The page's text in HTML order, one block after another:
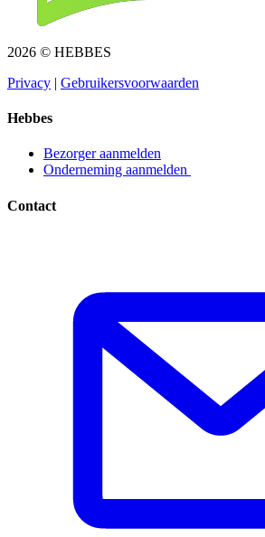
2026 © HEBBES
Privacy​​​​‌ ‍ ​‍​‍‌‍ ‌ ​‍‌‍‍‌‌‍‌ ‌‍‍‌‌‍ ‍​‍​‍​ ‍‍​‍​‍‌ ​ ‌‍​‌‌‍ ‍‌‍‍‌‌ ‌​‌ ‍‌​‍ ‍‌‍‍‌‌‍ ​‍​‍​‍ ​​‍​‍‌‍‍​‌ ​‍‌‍‌‌‌‍‌‍​‍​‍​ ‍‍​‍​‍‌‍‍​‌ ‌​‌ ‌​‌ ​​​ ‍‍​‍ ​‍ ‌‍ ​‌‍ ‌‍​ ‌‍​‌‌‍ ​‌‍‍​‌‍ ‌ ​ ‌ ‌​​ ‍‍​ ​ ​ ​ ​ ​ ​ ​ ​‍ ‌‍‍‌‌‍ ‍‌ ‌​‌‍‌‌‌‍ ‍‌ ‌​​‍ ‌‍‌‌‌‍‌​‌‍‍‌‌ ‌​​‍ ‌‍ ‌‌‍ ‌‍‌​‌‍‌‌​ ‌‌ ​​‌ ​‍‌‍‌‌‌ ​ ‌‍‌‌‌‍ ‍‌ ‌​‌‍​‌‌ ‌​‌‍‍‌‌‍ ‌‍ ‍​ ‍ ‌‍‍‌‌‍‌​​ ‌‌‍‌ ‌‍ ​‌‍ ‌‍​‍‌‍​‌‌‍ ​​ ‍ ‌ ‌​‌ ‍‌‌ ​​‌‍‌‌​ ‌‌‍‌ ‌‍ ​‌‍ ‌‍​‍‌‍​‌‌‍ ​​ ‍ ‌ ​​‌‍​‌‌ ‌​‌‍‍​​ ‌‌‍‌‍‌‍ ‌‍ ‌ ‌​‌‍‌‌‌ ​‍​‍ ‍‌‍ ​‌‍‌‌‌‍‌ ‌‍​‌‌‍ ​​‍‌‌​ ‌‌‌​​‍‌‌ ‌‍‍ ‌‍‌‌‌ ‍‌​‍‌‌​ ​ ‌​‌​​‍‌‌​ ​ ‌​‌​​‍‌‌​ ​‍​ ​‍​ ​‌​ ‍​‌‍‌‌​ ‌‍‌‍‌​‌‍‌‌‌‍‌‌​ ‌‍​ ​ ​ ‍‌​ ‌‌​ ‌​​‍‌‌​ ​‍​ ​‍​‍‌‌​ ‌‌‌​‌​​‍ ‍‌‍ ​‌‍​‌‌‍​‍‌‍‌‌‌‍ ​​ ‌‍​‍‌‍​‌‌ ​ ‌‍‌‌‌‌‌‌‌ ​‍‌‍ ​​ ‌‌‍‍​‌ ‌​‌ ‌​‌ ​​​‍‌‌​ ​ ‌​​‌​‍‌‌​ ​‍‌​‌‍​‍‌‌​ ​‍‌​‌‍‌‍ ​‌‍ ‌‍​ ‌‍​‌‌‍ ​‌‍‍​‌‍ ‌ ​ ‌ ‌​​‍‌‌​ ​ ‌​​‌​ ​ ​ ​ ​ ​ ​ ​ ​‍‌‍‌‍‍‌‌‍‌​​ ‌‌‍‌ ‌‍ ​‌‍ ‌‍​‍‌‍​‌‌‍ ​​‍‌‍‌ ‌​‌ ‍‌‌ ​​‌‍‌‌​ ‌‌‍‌ ‌‍ ​‌‍ ‌‍​‍‌‍​‌‌‍ ​​‍‌‍‌ ​​‌‍​‌‌ ‌​‌‍‍​​ ‌‌‍‌‍‌‍ ‌‍ ‌ ‌​‌‍‌‌‌ ​‍​‍ ‍‌‍ ​‌‍‌‌‌‍‌ ‌‍​‌‌‍ ​​‍‌‌​ ‌‌‌​​‍‌‌ ‌‍‍ ‌‍‌‌‌ ‍‌​‍‌‌​ ​ ‌​‌​​‍‌‌​ ​ ‌​‌​​‍‌‌​ ​‍​ ​‍​ ​‌​ ‍​‌‍‌‌​ ‌‍‌‍‌​‌‍‌‌‌‍‌‌​ ‌‍​ ​ ​ ‍‌​ ‌‌​ ‌​​‍‌‌​ ​‍​ ​‍​‍‌‌​ ‌‌‌​‌​​‍ ‍‌‍ ​‌‍​‌‌‍​‍‌‍‌‌‌‍ ​​‍‌‍‌ ​​‌‍‌‌‌ ​‍‌ ​ ‌ ​​‌‍‌‌‌‍​ ‌ ‌​‌‍‍‌‌ ‌‍‌‍‌‌​ ‌‌ ​​‌ ‌‌‌‍​‍‌‍ ​‌‍‍‌‌ ​ ‌‍‍​‌‍‌‌‌‍‌​​‍​‍‌ ‌ | Gebruikersvoorwaarden​​​​‌ ‍ ​‍​‍‌‍ ‌ ​‍‌‍‍‌‌‍‌ ‌‍‍‌‌‍ ‍​‍​‍​ ‍‍​‍​‍‌ ​ ‌‍​‌‌‍ ‍‌‍‍‌‌ ‌​‌ ‍‌​‍ ‍‌‍‍‌‌‍ ​‍​‍​‍ ​​‍​‍‌‍‍​‌ ​‍‌‍‌‌‌‍‌‍​‍​‍​ ‍‍​‍​‍‌‍‍​‌ ‌​‌ ‌​‌ ​​​ ‍‍​‍ ​‍ ‌‍ ​‌‍ ‌‍​ ‌‍​‌‌‍ ​‌‍‍​‌‍ ‌ ​ ‌ ‌​​ ‍‍​ ​ ​ ​ ​ ​ ​ ​ ​‍ ‌‍‍‌‌‍ ‍‌ ‌​‌‍‌‌‌‍ ‍‌ ‌​​‍ ‌‍‌‌‌‍‌​‌‍‍‌‌ ‌​​‍ ‌‍ ‌‌‍ ‌‍‌​‌‍‌‌​ ‌‌ ​​‌ ​‍‌‍‌‌‌ ​ ‌‍‌‌‌‍ ‍‌ ‌​‌‍​‌‌ ‌​‌‍‍‌‌‍ ‌‍ ‍​ ‍ ‌‍‍‌‌‍‌​​ ‌‌‍‌ ‌‍ ​‌‍ ‌‍​‍‌‍​‌‌‍ ​​ ‍ ‌ ‌​‌ ‍‌‌ ​​‌‍‌‌​ ‌‌‍‌ ‌‍ ​‌‍ ‌‍​‍‌‍​‌‌‍ ​​ ‍ ‌ ​​‌‍​‌‌ ‌​‌‍‍​​ ‌‌‍‌‍‌‍ ‌‍ ‌ ‌​‌‍‌‌‌ ​‍​‍ ‍‌‍ ​‌‍‌‌‌‍‌ ‌‍​‌‌‍ ​​‍‌‌​ ‌‌‌​​‍‌‌ ‌‍‍ ‌‍‌‌‌ ‍‌​‍‌‌​ ​ ‌​‌​​‍‌‌​ ​ ‌​‌​​‍‌‌​ ​‍​ ​‍​ ​​‌‍​ ‌‍‌‍​ ‌‍​ ‌​‌‍‌​​ ​ ‌‍‌‌​ ​ ​ ​‌​ ‍‌​ ​‍​‍‌‌​ ​‍​ ​‍​‍‌‌​ ‌‌‌​‌​​‍ ‍‌‍ ​‌‍​‌‌‍​‍‌‍‌‌‌‍ ​​ ‌‍​‍‌‍​‌‌ ​ ‌‍‌‌‌‌‌‌‌ ​‍‌‍ ​​ ‌‌‍‍​‌ ‌​‌ ‌​‌ ​​​‍‌‌​ ​ ‌​​‌​‍‌‌​ ​‍‌​‌‍​‍‌‌​ ​‍‌​‌‍‌‍ ​‌‍ ‌‍​ ‌‍​‌‌‍ ​‌‍‍​‌‍ ‌ ​ ‌ ‌​​‍‌‌​ ​ ‌​​‌​ ​ ​ ​ ​ ​ ​ ​ ​‍‌‍‌‍‍‌‌‍‌​​ ‌‌‍‌ ‌‍ ​‌‍ ‌‍​‍‌‍​‌‌‍ ​​‍‌‍‌ ‌​‌ ‍‌‌ ​​‌‍‌‌​ ‌‌‍‌ ‌‍ ​‌‍ ‌‍​‍‌‍​‌‌‍ ​​‍‌‍‌ ​​‌‍​‌‌ ‌​‌‍‍​​ ‌‌‍‌‍‌‍ ‌‍ ‌ ‌​‌‍‌‌‌ ​‍​‍ ‍‌‍ ​‌‍‌‌‌‍‌ ‌‍​‌‌‍ ​​‍‌‌​ ‌‌‌​​‍‌‌ ‌‍‍ ‌‍‌‌‌ ‍‌​‍‌‌​ ​ ‌​‌​​‍‌‌​ ​ ‌​‌​​‍‌‌​ ​‍​ ​‍​ ​​‌‍​ ‌‍‌‍​ ‌‍​ ‌​‌‍‌​​ ​ ‌‍‌‌​ ​ ​ ​‌​ ‍‌​ ​‍​‍‌‌​ ​‍​ ​‍​‍‌‌​ ‌‌‌​‌​​‍ ‍‌‍ ​‌‍​‌‌‍​‍‌‍‌‌‌‍ ​​‍‌‍‌ ​​‌‍‌‌‌ ​‍‌ ​ ‌ ​​‌‍‌‌‌‍​ ‌ ‌​‌‍‍‌‌ ‌‍‌‍‌‌​ ‌‌ ​​‌ ‌‌‌‍​‍‌‍ ​‌‍‍‌‌ ​ ‌‍‍​‌‍‌‌‌‍‌​​‍​‍‌ ‌
Hebbes
Bezorger aanmelden​​​​‌ ‍ ​‍​‍‌‍ ‌ ​‍‌‍‍‌‌‍‌ ‌‍‍‌‌‍ ‍​‍​‍​ ‍‍​‍​‍‌ ​ ‌‍​‌‌‍ ‍‌‍‍‌‌ ‌​‌ ‍‌​‍ ‍‌‍‍‌‌‍ ​‍​‍​‍ ​​‍​‍‌‍‍​‌ ​‍‌‍‌‌‌‍‌‍​‍​‍​ ‍‍​‍​‍‌‍‍​‌ ‌​‌ ‌​‌ ​​​ ‍‍​‍ ​‍ ‌‍ ​‌‍ ‌‍​ ‌‍​‌‌‍ ​‌‍‍​‌‍ ‌ ​ ‌ ‌​​ ‍‍​ ​ ​ ​ ​ ​ ​ ​ ​‍ ‌‍‍‌‌‍ ‍‌ ‌​‌‍‌‌‌‍ ‍‌ ‌​​‍ ‌‍‌‌‌‍‌​‌‍‍‌‌ ‌​​‍ ‌‍ ‌‌‍ ‌‍‌​‌‍‌‌​ ‌‌ ​​‌ ​‍‌‍‌‌‌ ​ ‌‍‌‌‌‍ ‍‌ ‌​‌‍​‌‌ ‌​‌‍‍‌‌‍ ‌‍ ‍​ ‍ ‌‍‍‌‌‍‌​​ ‌‌‍‌ ‌‍ ​‌‍ ‌‍​‍‌‍​‌‌‍ ​​ ‍ ‌ ‌​‌ ‍‌‌ ​​‌‍‌‌​ ‌‌‍‌ ‌‍ ​‌‍ ‌‍​‍‌‍​‌‌‍ ​​ ‍ ‌ ​​‌‍​‌‌ ‌​‌‍‍​​ ‌‌‍‌‍‌‍ ‌‍ ‌ ‌​‌‍‌‌‌ ​‍​‍ ‍‌ ​​‌‍​‌‌‍‌ ‌‍‌‌‌ ​ ​‍‌‌​ ‌‌‌​​‍‌‌ ‌‍‍ ‌‍‌‌‌ ‍‌​‍‌‌​ ​ ‌​‌​​‍‌‌​ ​ ‌​‌​​‍‌‌​ ​‍​ ​‍​ ‌ ​ ​‌‌‍​‍‌‍​ ​ ‌‌​ ‌ ​ ​‌​ ​‍​ ‌​​ ​​‌‍‌‌​ ‍‌​‍‌‌​ ​‍​ ​‍​‍‌‌​ ‌‌‌​‌​​‍ ‍‌‍ ​‌‍​‌‌‍​‍‌‍‌‌‌‍ ​​ ‌‍​‍‌‍​‌‌ ​ ‌‍‌‌‌‌‌‌‌ ​‍‌‍ ​​ ‌‌‍‍​‌ ‌​‌ ‌​‌ ​​​‍‌‌​ ​ ‌​​‌​‍‌‌​ ​‍‌​‌‍​‍‌‌​ ​‍‌​‌‍‌‍ ​‌‍ ‌‍​ ‌‍​‌‌‍ ​‌‍‍​‌‍ ‌ ​ ‌ ‌​​‍‌‌​ ​ ‌​​‌​ ​ ​ ​ ​ ​ ​ ​ ​‍‌‍‌‍‍‌‌‍‌​​ ‌‌‍‌ ‌‍ ​‌‍ ‌‍​‍‌‍​‌‌‍ ​​‍‌‍‌ ‌​‌ ‍‌‌ ​​‌‍‌‌​ ‌‌‍‌ ‌‍ ​‌‍ ‌‍​‍‌‍​‌‌‍ ​​‍‌‍‌ ​​‌‍​‌‌ ‌​‌‍‍​​ ‌‌‍‌‍‌‍ ‌‍ ‌ ‌​‌‍‌‌‌ ​‍​‍ ‍‌ ​​‌‍​‌‌‍‌ ‌‍‌‌‌ ​ ​‍‌‌​ ‌‌‌​​‍‌‌ ‌‍‍ ‌‍‌‌‌ ‍‌​‍‌‌​ ​ ‌​‌​​‍‌‌​ ​ ‌​‌​​‍‌‌​ ​‍​ ​‍​ ‌ ​ ​‌‌‍​‍‌‍​ ​ ‌‌​ ‌ ​ ​‌​ ​‍​ ‌​​ ​​‌‍‌‌​ ‍‌​‍‌‌​ ​‍​ ​‍​‍‌‌​ ‌‌‌​‌​​‍ ‍‌‍ ​‌‍​‌‌‍​‍‌‍‌‌‌‍ ​​‍‌‍‌ ​​‌‍‌‌‌ ​‍‌ ​ ‌ ​​‌‍‌‌‌‍​ ‌ ‌​‌‍‍‌‌ ‌‍‌‍‌‌​ ‌‌ ​​‌ ‌‌‌‍​‍‌‍ ​‌‍‍‌‌ ​ ‌‍‍​‌‍‌‌‌‍‌​​‍​‍‌ ‌
Onderneming aanmelden ​​​​‌ ‍ ​‍​‍‌‍ ‌ ​‍‌‍‍‌‌‍‌ ‌‍‍‌‌‍ ‍​‍​‍​ ‍‍​‍​‍‌ ​ ‌‍​‌‌‍ ‍‌‍‍‌‌ ‌​‌ ‍‌​‍ ‍‌‍‍‌‌‍ ​‍​‍​‍ ​​‍​‍‌‍‍​‌ ​‍‌‍‌‌‌‍‌‍​‍​‍​ ‍‍​‍​‍‌‍‍​‌ ‌​‌ ‌​‌ ​​​ ‍‍​‍ ​‍ ‌‍ ​‌‍ ‌‍​ ‌‍​‌‌‍ ​‌‍‍​‌‍ ‌ ​ ‌ ‌​​ ‍‍​ ​ ​ ​ ​ ​ ​ ​ ​‍ ‌‍‍‌‌‍ ‍‌ ‌​‌‍‌‌‌‍ ‍‌ ‌​​‍ ‌‍‌‌‌‍‌​‌‍‍‌‌ ‌​​‍ ‌‍ ‌‌‍ ‌‍‌​‌‍‌‌​ ‌‌ ​​‌ ​‍‌‍‌‌‌ ​ ‌‍‌‌‌‍ ‍‌ ‌​‌‍​‌‌ ‌​‌‍‍‌‌‍ ‌‍ ‍​ ‍ ‌‍‍‌‌‍‌​​ ‌‌‍‌ ‌‍ ​‌‍ ‌‍​‍‌‍​‌‌‍ ​​ ‍ ‌ ‌​‌ ‍‌‌ ​​‌‍‌‌​ ‌‌‍‌ ‌‍ ​‌‍ ‌‍​‍‌‍​‌‌‍ ​​ ‍ ‌ ​​‌‍​‌‌ ‌​‌‍‍​​ ‌‌‍‌‍‌‍ ‌‍ ‌ ‌​‌‍‌‌‌ ​‍​‍ ‍‌ ​​‌‍​‌‌‍‌ ‌‍‌‌‌ ​ ​‍‌‌​ ‌‌‌​​‍‌‌ ‌‍‍ ‌‍‌‌‌ ‍‌​‍‌‌​ ​ ‌​‌​​‍‌‌​ ​ ‌​‌​​‍‌‌​ ​‍​ ​‍​ ‌ ​ ‌ ​ ‍‌​ ​ ​ ​‌‌‍​ ‌‍​‌​ ‌‍​ ​‌‌‍​‍​ ‌‍‌‍​ ​‍‌‌​ ​‍​ ​‍​‍‌‌​ ‌‌‌​‌​​‍ ‍‌‍ ​‌‍​‌‌‍​‍‌‍‌‌‌‍ ​​ ‌‍​‍‌‍​‌‌ ​ ‌‍‌‌‌‌‌‌‌ ​‍‌‍ ​​ ‌‌‍‍​‌ ‌​‌ ‌​‌ ​​​‍‌‌​ ​ ‌​​‌​‍‌‌​ ​‍‌​‌‍​‍‌‌​ ​‍‌​‌‍‌‍ ​‌‍ ‌‍​ ‌‍​‌‌‍ ​‌‍‍​‌‍ ‌ ​ ‌ ‌​​‍‌‌​ ​ ‌​​‌​ ​ ​ ​ ​ ​ ​ ​ ​‍‌‍‌‍‍‌‌‍‌​​ ‌‌‍‌ ‌‍ ​‌‍ ‌‍​‍‌‍​‌‌‍ ​​‍‌‍‌ ‌​‌ ‍‌‌ ​​‌‍‌‌​ ‌‌‍‌ ‌‍ ​‌‍ ‌‍​‍‌‍​‌‌‍ ​​‍‌‍‌ ​​‌‍​‌‌ ‌​‌‍‍​​ ‌‌‍‌‍‌‍ ‌‍ ‌ ‌​‌‍‌‌‌ ​‍​‍ ‍‌ ​​‌‍​‌‌‍‌ ‌‍‌‌‌ ​ ​‍‌‌​ ‌‌‌​​‍‌‌ ‌‍‍ ‌‍‌‌‌ ‍‌​‍‌‌​ ​ ‌​‌​​‍‌‌​ ​ ‌​‌​​‍‌‌​ ​‍​ ​‍​ ‌ ​ ‌ ​ ‍‌​ ​ ​ ​‌‌‍​ ‌‍​‌​ ‌‍​ ​‌‌‍​‍​ ‌‍‌‍​ ​‍‌‌​ ​‍​ ​‍​‍‌‌​ ‌‌‌​‌​​‍ ‍‌‍ ​‌‍​‌‌‍​‍‌‍‌‌‌‍ ​​‍‌‍‌ ​​‌‍‌‌‌ ​‍‌ ​ ‌ ​​‌‍‌‌‌‍​ ‌ ‌​‌‍‍‌‌ ‌‍‌‍‌‌​ ‌‌ ​​‌ ‌‌‌‍​‍‌‍ ​‌‍‍‌‌ ​ ‌‍‍​‌‍‌‌‌‍‌​​‍​‍‌ ‌
Contact